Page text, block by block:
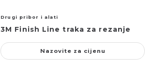
Drugi pribor i alati
3M Finish Line traka za rezanje
Nazovite za cijenu